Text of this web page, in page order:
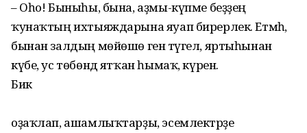
– Оһо! Быныһы, бына, аҙмы-күпме беҙҙең
ҡунаҡтың ихтыяждарына яуап бирерлек. Етмәһә,
бынан залдың мөйөшө генә түгел, яртыһынан
күбе, ус төбөндә ятҡан һымаҡ, күренә.
Бик
оҙаҡлап, ашамлыҡтарҙы, эсемлектәрҙе